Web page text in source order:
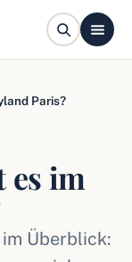
Paris?
es im
Überblick: